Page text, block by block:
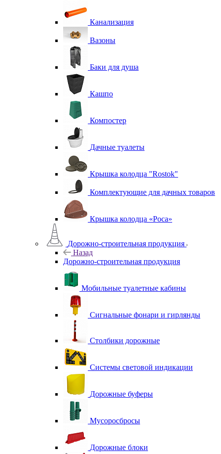
Канализация
Вазоны
Баки для душа
Кашпо
Компостер
Дачные туалеты
Крышка колодца "Rostok"
Комплектующие для дачных товаров
Крышка колодца «Роса»
Дорожно-строительная продукция
Назад
Дорожно-строительная продукция
Мобильные туалетные кабины
Сигнальные фонари и гирлянды
Столбики дорожные
Системы световой индикации
Дорожные буферы
Мусоросбросы
Дорожные блоки